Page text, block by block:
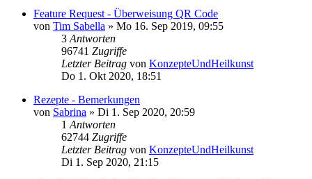
Feature Request - Überweisung QR Code
von Tim Sabella » Mo 16. Sep 2019, 09:55
3 Antworten
96741 Zugriffe
Letzter Beitrag von KonzepteUndHeilkunst
Do 1. Okt 2020, 18:51
Rezepte - Bemerkungen
von Sabrina » Di 1. Sep 2020, 20:59
1 Antworten
62744 Zugriffe
Letzter Beitrag von KonzepteUndHeilkunst
Di 1. Sep 2020, 21:15